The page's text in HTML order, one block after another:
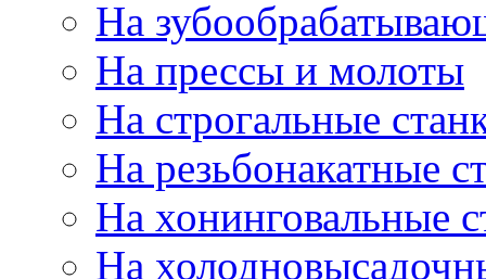
На
На прессы и молоты
На строгальные
На резьбонакатные
На хонинговальные
На